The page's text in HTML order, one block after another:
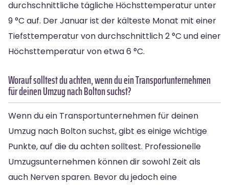
durchschnittliche tägliche Höchsttemperatur unter
9 °C auf. Der Januar ist der kälteste Monat mit einer
Tiefsttemperatur von durchschnittlich 2 °C und einer
Höchsttemperatur von etwa 6 °C.
Worauf solltest du achten, wenn du ein Transportunternehmen
für deinen Umzug nach Bolton suchst?
Wenn du ein Transportunternehmen für deinen
Umzug nach Bolton suchst, gibt es einige wichtige
Punkte, auf die du achten solltest. Professionelle
Umzugsunternehmen können dir sowohl Zeit als
auch Nerven sparen. Bevor du jedoch eine